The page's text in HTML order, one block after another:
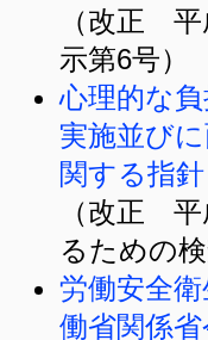
（改正
示第6号）
心理的な
実施並び
関する指針
（改正
るための
労働安全
働省関係